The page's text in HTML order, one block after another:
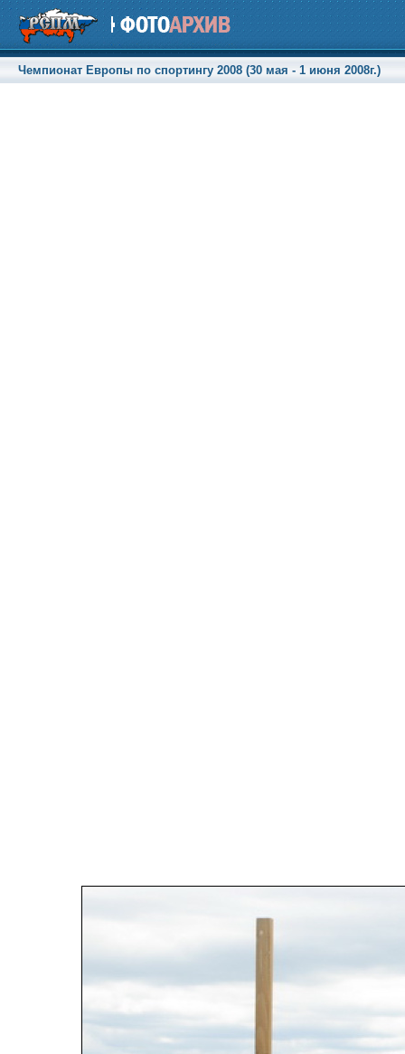
Чемпионат Европы по спортингу 2008 (30 мая - 1 июня 2008г.)